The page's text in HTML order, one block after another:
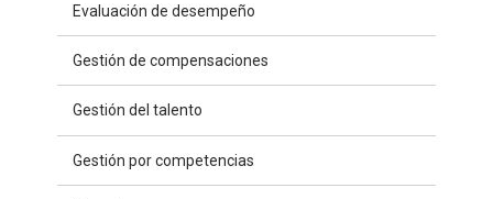
Evaluación de desempeño
Gestión de compensaciones
Gestión del talento
Gestión por competencias